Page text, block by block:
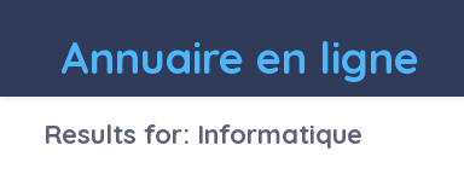
Annuaire en ligne
Results for: Informatique